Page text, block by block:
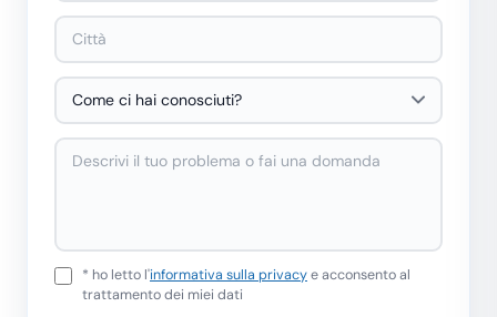
* ho letto l'informativa sulla privacye acconsento al
trattamento dei miei dati